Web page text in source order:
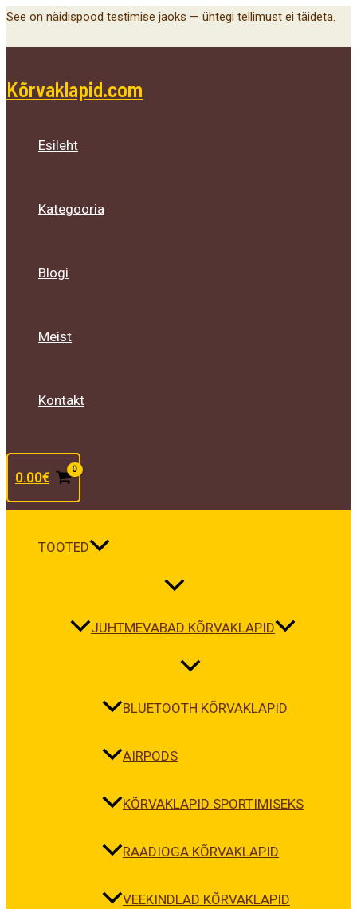
Skip
See on näidispood testimise jaoks — ühtegi tellimust ei täideta.
Kõrvaklapid.com
Esileht
Kategooria
Blogi
Meist
Kontakt
0.00€
TOOTED
Menu
Toggle
JUHTMEVABAD KÕRVAKLAPID
Menu
Toggle
BLUETOOTH KÕRVAKLAPID
AIRPODS
KÕRVAKLAPID SPORTIMISEKS
RAADIOGA KÕRVAKLAPID
VEEKINDLAD KÕRVAKLAPID
Menu
Toggle
Main
Menu